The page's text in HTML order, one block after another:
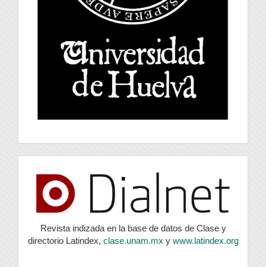
index
Revista indizada en la base de datos de Clase y
directorio Latindex, clase.unam.mx y www.latindex.org